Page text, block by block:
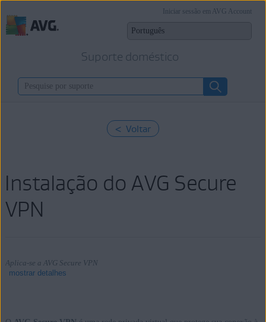
Suporte doméstico
Iniciar sessão em AVG Account
< Voltar
Instalação do AVG Secure
VPN
Aplica-se a AVG Secure VPN
mostrar detalhes